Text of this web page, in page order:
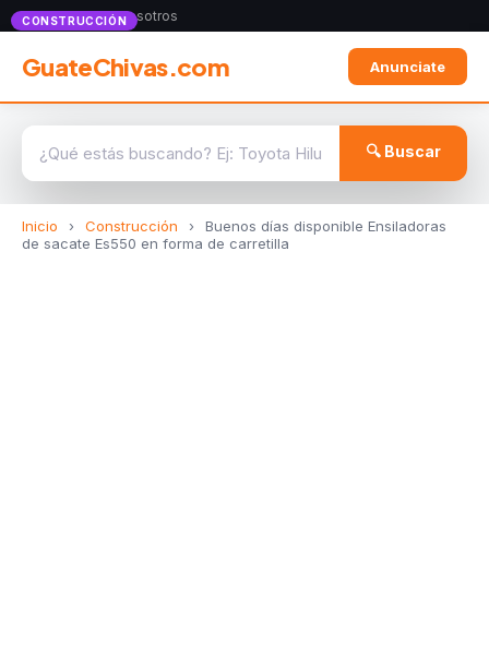
Anunciate con nosotros
GuateChivas.com Anunciate
🔍 Buscar
Inicio › Construcción ›
Buenos días disponible Ensiladoras
de sacate Es550 en forma de carretilla
CONSTRUCCIÓN